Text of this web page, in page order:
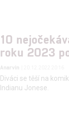
10
roku 2023
Anarvin
Diváci se těší na
Indianu Jonese.